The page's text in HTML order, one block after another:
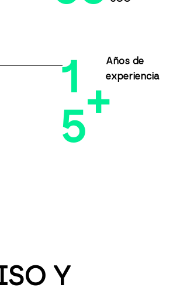
1
5
+
Años de
experiencia
Y